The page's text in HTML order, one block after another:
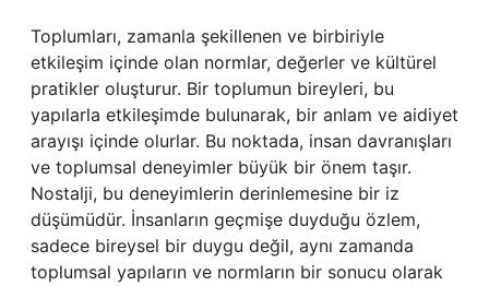
Toplumları, zamanla şekillenen ve birbiriyle
etkileşim içinde olan normlar, değerler ve kültürel
pratikler oluşturur. Bir toplumun bireyleri, bu
yapılarla etkileşimde bulunarak, bir anlam ve aidiyet
arayışı içinde olurlar. Bu noktada, insan davranışları
ve toplumsal deneyimler büyük bir önem taşır.
Nostalji, bu deneyimlerin derinlemesine bir iz
düşümüdür. İnsanların geçmişe duyduğu özlem,
sadece bireysel bir duygu değil, aynı zamanda
toplumsal yapıların ve normların bir sonucu olarak